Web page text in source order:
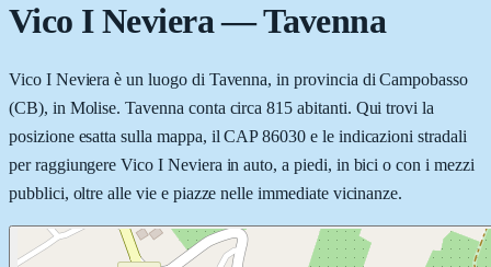
Vico I Neviera—Tavenna
Vico I Neviera è un luogo di Tavenna, in provincia di Campobasso
(CB), in Molise. Tavenna conta circa 815 abitanti. Qui trovi la
posizione esatta sulla mappa, il CAP 86030 e le indicazioni stradali
per raggiungere Vico I Neviera in auto, a piedi, in bici o con i mezzi
pubblici, oltre alle vie e piazze nelle immediate vicinanze.